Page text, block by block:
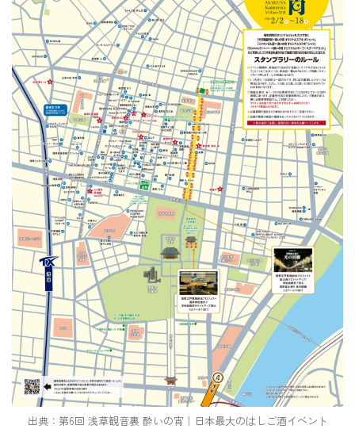
出典：第6回 浅草観音裏 酔いの宵｜日本最大のはしご酒イベント